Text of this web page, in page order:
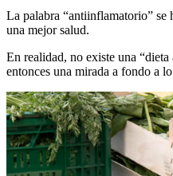
La palabra “antiinflamatorio” se
una mejor salud.
En realidad, no existe una
entonces una mirada a fondo a